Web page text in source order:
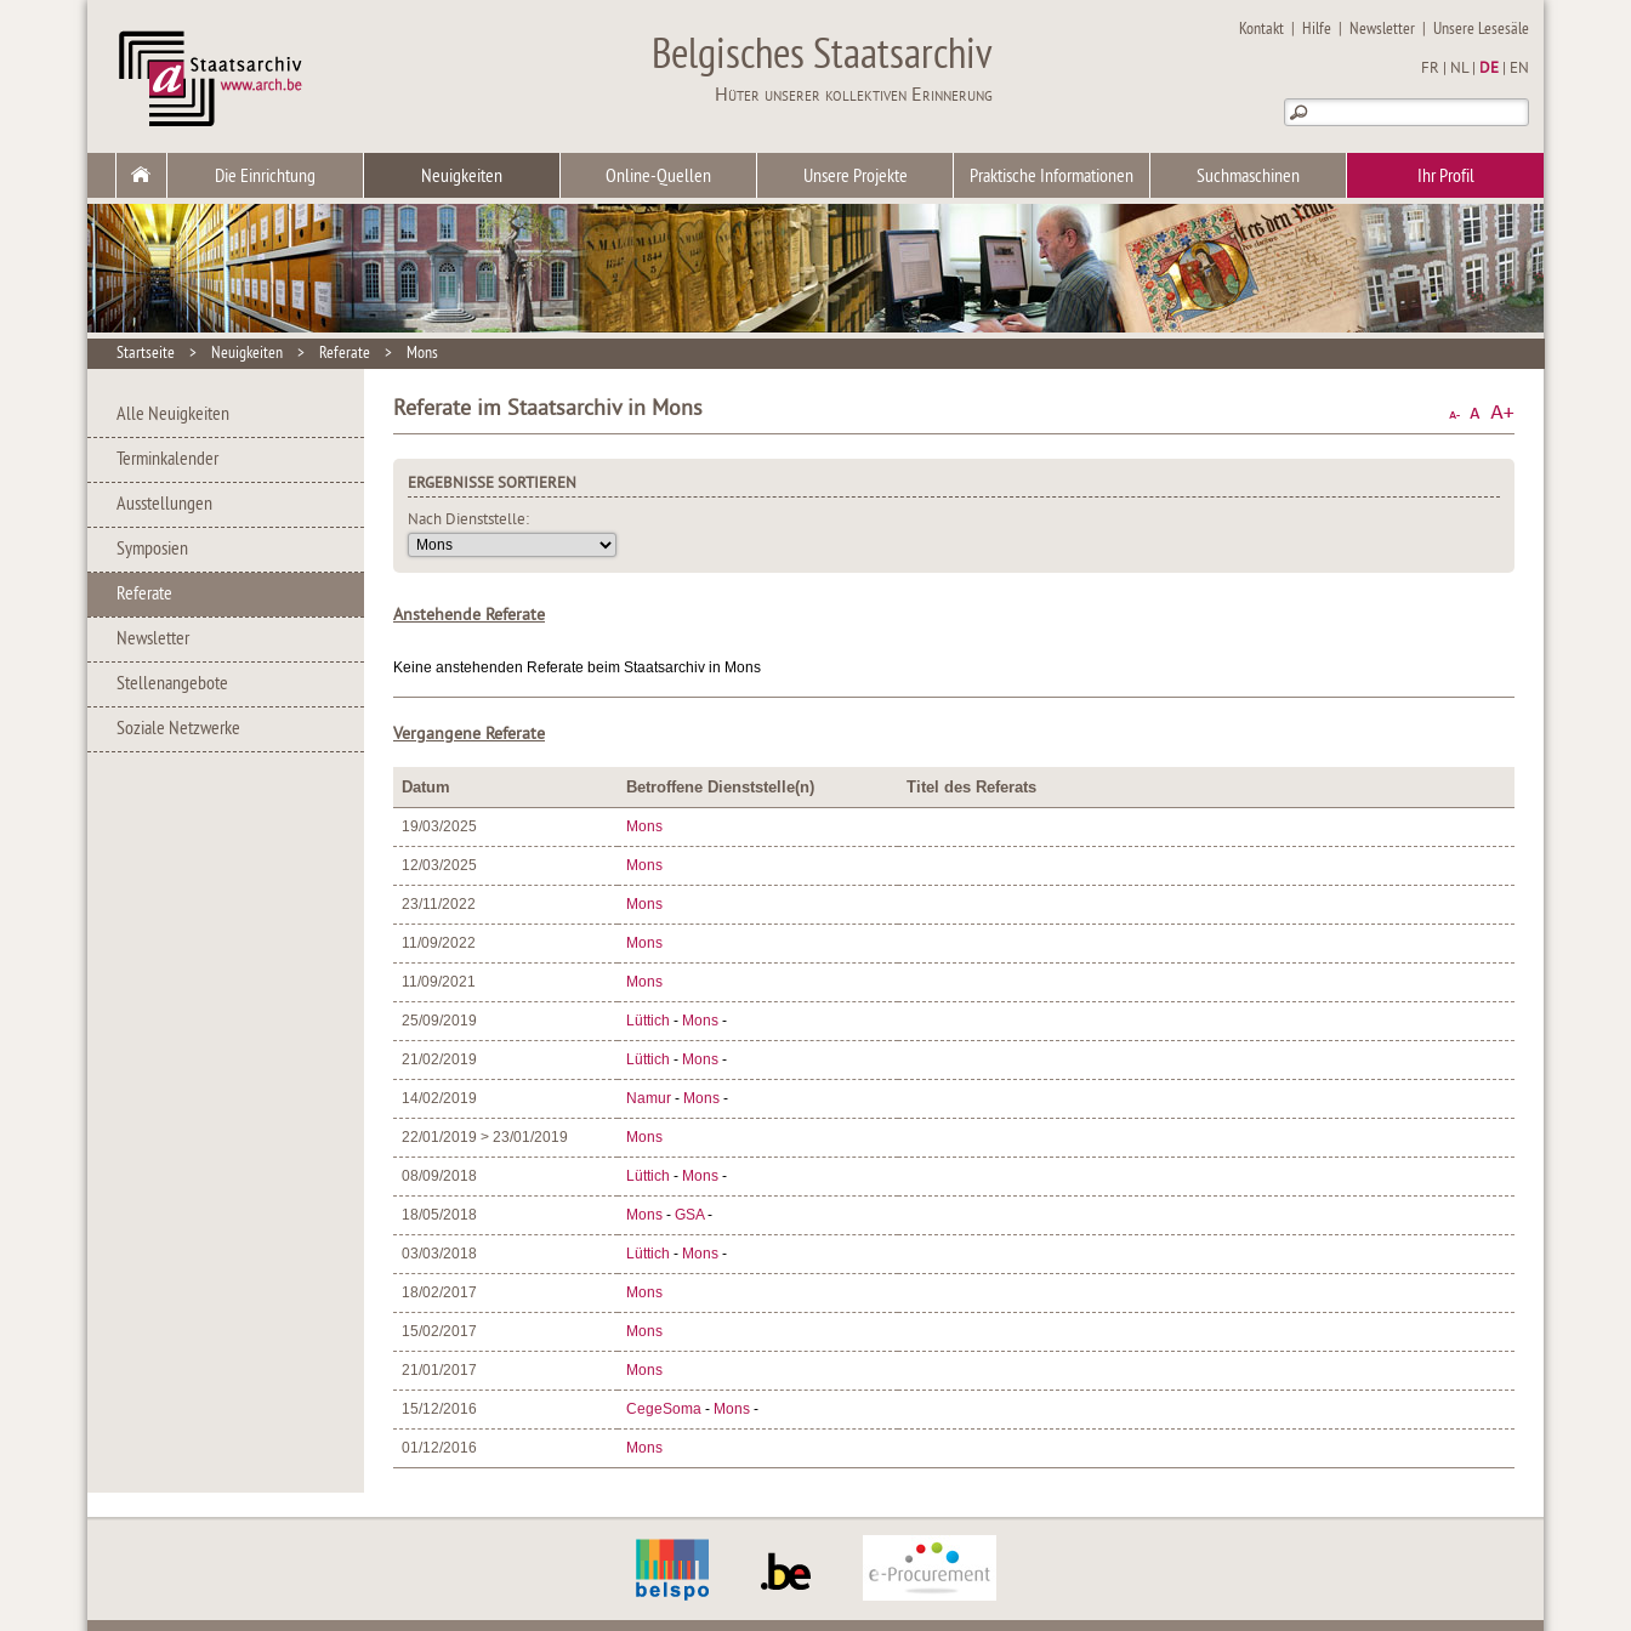
Belgisches Staatsarchiv
Hüter unserer kollektiven Erinnerung
Kontakt | Hilfe | Newsletter | Unsere Lesesäle
FR NL| DE EN
Die Einrichtung Neuigkeiten Online-Quellen Unsere Projekte Praktische Informationen Suchmaschinen Ihr Profil
Startseite > Neuigkeiten > Referate > Mons
Alle Neuigkeiten
Terminkalender
Ausstellungen
Symposien
Referate
Newsletter
Stellenangebote
Soziale Netzwerke
Referate im Staatsarchiv in Mons
ERGEBNISSE SORTIEREN
Nach Dienststelle:
Anstehende Referate
Keine anstehenden Referate beim Staatsarchiv in Mons
Vergangene Referate
Datum Betroffene Dienststelle(n) Titel des Referats
19/03/2025 Mons
12/03/2025 Mons
23/11/2022 Mons
11/09/2022 Mons
11/09/2021 Mons
25/09/2019 Lüttich - Mons -
21/02/2019 Lüttich - Mons -
14/02/2019 Namur - Mons -
22/01/2019 > 23/01/2019 Mons
08/09/2018 Lüttich - Mons -
18/05/2018 Mons - GSA-
03/03/2018 Lüttich - Mons -
18/02/2017 Mons
15/02/2017 Mons
21/01/2017 Mons
15/12/2016 CegeSoma - Mons -
01/12/2016 Mons